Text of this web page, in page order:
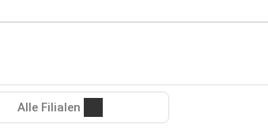
Alle Filialen